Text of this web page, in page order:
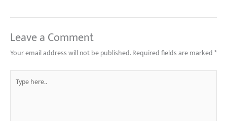
Leave a Comment
Your email address will not be published.Required fields are marked*
here..